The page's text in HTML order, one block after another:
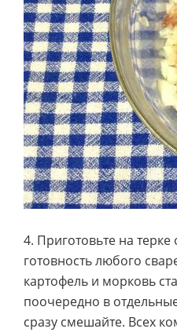
4. Приготовьте на
готовность любого
картофель и морковь
поочередно в
сразу смешайте. Всех